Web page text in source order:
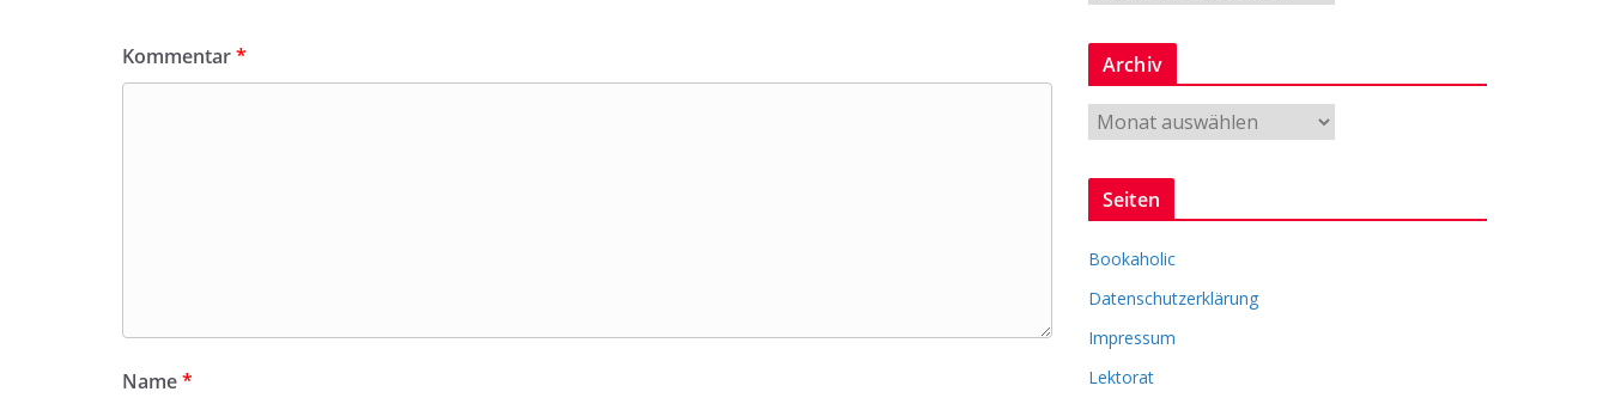
Kommentar*
Name*
e
n
e
Archiv
r
c
v
Seiten
Bookaholic
Datenschutzerklärung
Impressum
Lektorat